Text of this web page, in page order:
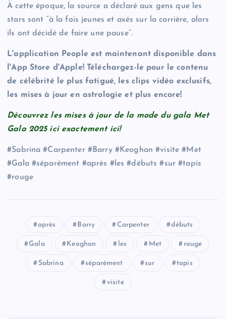
À cette époque, la source a déclaré aux gens que les
stars sont “à la fois jeunes et axés sur la carrière, alors
ils ont décidé de faire une pause”.
L'application People est maintenant disponible dans
l'App Store d'Apple! Téléchargez-le pour le contenu
de célébrité le plus fatigué, les clips vidéo exclusifs,
les mises à jour en astrologie et plus encore!
Découvrez les mises à jour de la mode du gala Met
Gala 2025 ici exactement ici!
#Sabrina #Carpenter #Barry #Keoghan #visite #Met
#Gala #séparément #après #les #débuts #sur #tapis
#rouge
après Barry Carpenter débuts
Gala Keoghan les Met rouge
Sabrina séparément sur tapis
visite